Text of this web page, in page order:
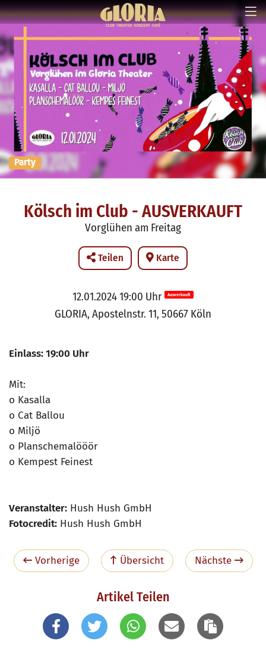
Party
Kölsch im Club - AUSVERKAUFT
Vorglühen am Freitag
Teilen Karte
12.01.2024 19:00 Uhr Ausverkauft
GLORIA, Apostelnstr. 11, 50667 Köln
Einlass: 19:00 Uhr
Mit:
o Kasalla
o Cat Ballou
o Miljö
o Planschemalööör
o Kempest Feinest
Veranstalter: Hush Hush GmbH
Fotocredit: Hush Hush GmbH
Vorherige Übersicht Nächste
Artikel Teilen